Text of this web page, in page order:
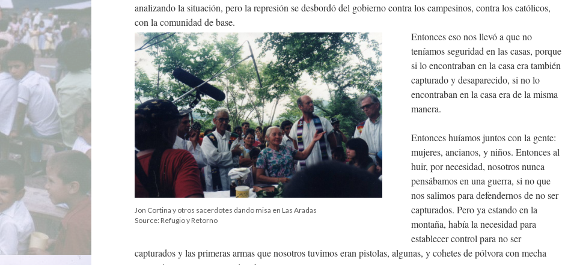
analizando la situación, pero la represión se desbordó del gobierno contra los campesinos, contra los católicos,
con la comunidad de base.
Jon Cortina y otros sacerdotes dando misa en Las Aradas
Source: Refugio y Retorno
Entonces eso nos llevó a que no
teníamos seguridad en las casas, porque
si lo encontraban en la casa era también
capturado y desaparecido, si no lo
encontraban en la casa era de la misma
manera.
Entonces huíamos juntos con la gente:
mujeres, ancianos, y niños. Entonces al
huir, por necesidad, nosotros nunca
pensábamos en una guerra, si no que
nos salimos para defendernos de no ser
capturados. Pero ya estando en la
montaña, había la necesidad para
establecer control para no ser
capturados y las primeras armas que nosotros tuvimos eran pistolas, algunas, y cohetes de pólvora con mecha